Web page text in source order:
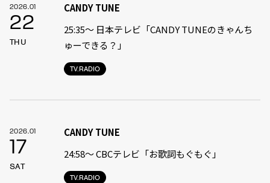
2026.01
22
THU
TV.RADIO
CANDY TUNE
25:35〜 日本テレビ「CANDY TUNEのきゃんち
ゅーできる？」
2026.01
17
SAT
TV.RADIO
CANDY TUNE
24:58〜 CBCテレビ「お歌詞もぐもぐ」